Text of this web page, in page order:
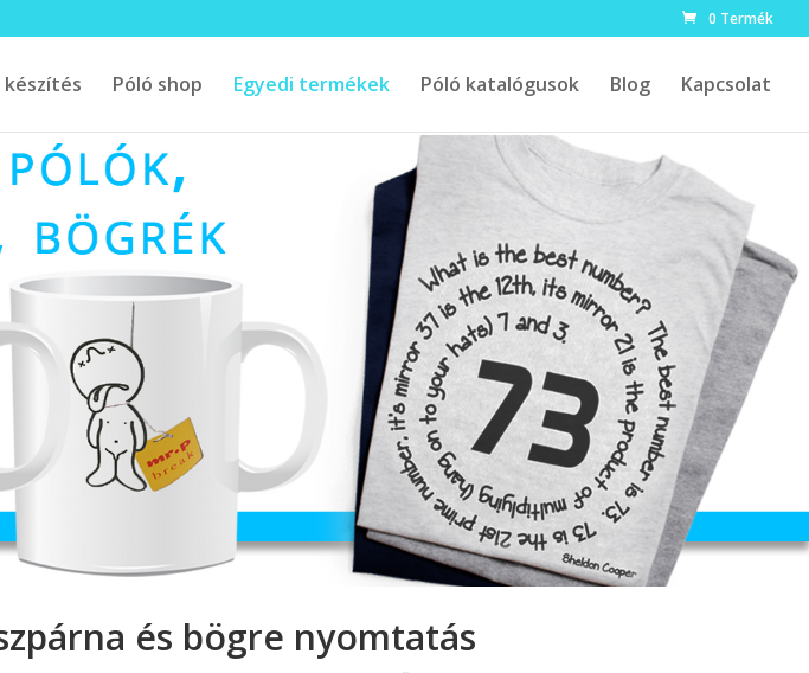
0 Termék
készítés Póló shop Egyedi termékek Póló katalógusok Blog Kapcsolat
és bögre nyomtatás